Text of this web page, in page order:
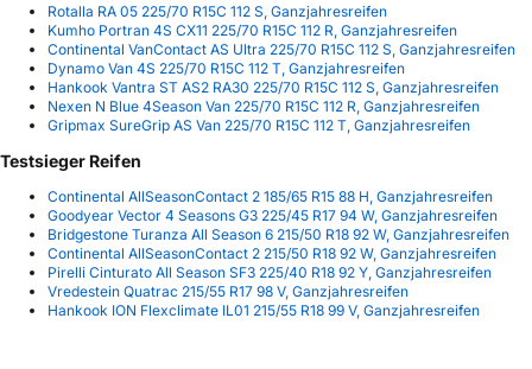
Rotalla RA 05 225/70 R15C 112 S, Ganzjahresreifen
Kumho Portran 4S CX11 225/70 R15C 112 R, Ganzjahresreifen
Continental VanContact AS Ultra 225/70 R15C 112 S, Ganzjahresreifen
Dynamo Van 4S 225/70 R15C 112 T, Ganzjahresreifen
Hankook Vantra ST AS2 RA30 225/70 R15C 112 S, Ganzjahresreifen
Nexen N Blue 4Season Van 225/70 R15C 112 R, Ganzjahresreifen
Gripmax SureGrip AS Van 225/70 R15C 112 T, Ganzjahresreifen
Testsieger Reifen
Continental AllSeasonContact 2 185/65 R15 88 H, Ganzjahresreifen
Goodyear Vector 4 Seasons G3 225/45 R17 94 W, Ganzjahresreifen
Bridgestone Turanza All Season 6 215/50 R18 92 W, Ganzjahresreifen
Continental AllSeasonContact 2 215/50 R18 92 W, Ganzjahresreifen
Pirelli Cinturato All Season SF3 225/40 R18 92 Y, Ganzjahresreifen
Vredestein Quatrac 215/55 R17 98 V, Ganzjahresreifen
Hankook ION Flexclimate IL01 215/55 R18 99 V, Ganzjahresreifen